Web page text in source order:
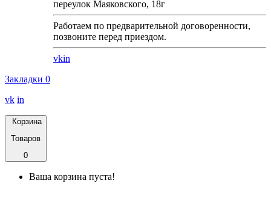
переулок Маяковского, 18г
Работаем по предварительной договоренности,
позвоните перед приездом.
vkin
Закладки 0
vk in
Корзина
Товаров
0
Ваша корзина пуста!